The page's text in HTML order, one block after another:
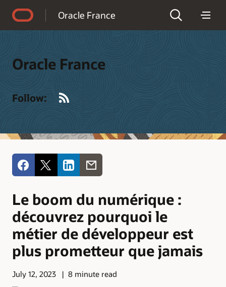
Oracle France
Oracle France
Follow:
Le boom du numérique :
découvrez pourquoi le
métier de développeur est
plus prometteur que jamais
July 12, 2023 8 minute read